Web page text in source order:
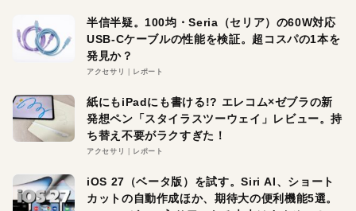
半信半疑。100均・Seria（セリア）の60W対応
USB-Cケーブルの性能を検証。超コスパの1本を
発見か？
アクセサリ レポート
紙にもiPadにも書ける!? エレコム×ゼブラの新
発想ペン「スタイラスツーウェイ」レビュー。持
ち替え不要がラクすぎた！
アクセサリ レポート
iOS 27（ベータ版）を試す。Siri AI、ショート
カットの自動作成ほか、期待大の便利機能5選。